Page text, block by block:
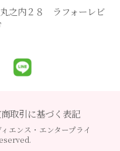
之内２８ ラフォーレビ
取引に基づく表記
エンス・エンタープライ